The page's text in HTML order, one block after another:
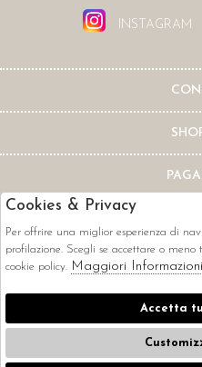
INSTAGRAM
Cookies & Privacy
Per offrire una miglior esperienza di
profilazione. Scegli se accettare o
cookie policy. Maggiori Informazioni
Accetta